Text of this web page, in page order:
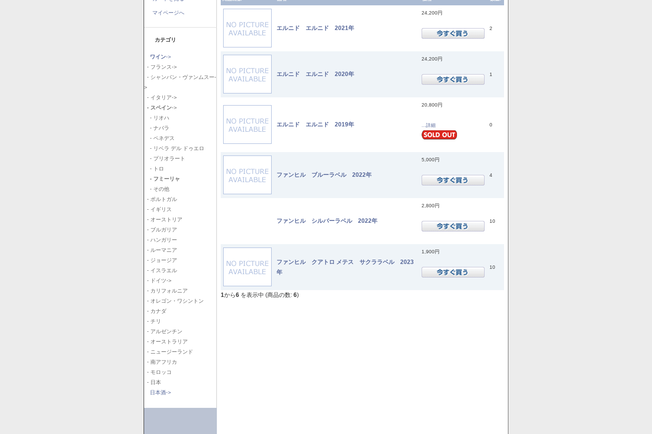
マイページへ
カテゴリ
ワイン->
- フランス->
- シャンパン・ヴァンムスー-
>
- イタリア->
- スペイン->
- リオハ
- ナバラ
- ペネデス
- リベラ デル ドゥエロ
- プリオラート
- トロ
- フミーリャ
- その他
- ポルトガル
- イギリス
- オーストリア
- ブルガリア
- ハンガリー
- ルーマニア
- ジョージア
- イスラエル
- ドイツ->
- カリフォルニア
- オレゴン・ワシントン
- カナダ
- チリ
- アルゼンチン
- オーストラリア
- ニュージーランド
- 南アフリカ
- モロッコ
- 日本
日本酒->
エルニド エルニド 2021年
24,200円
2
エルニド エルニド 2020年
24,200円
1
エルニド エルニド 2019年
20,800円
...詳細 0
ファンヒル ブルーラベル 2022年
5,000円
4
ファンヒル シルバーラベル 2022年
2,800円
10
ファンヒル クアトロ メテス サクララベル 2023
年
1,900円
10
1から6 を表示中 (商品の数: 6)